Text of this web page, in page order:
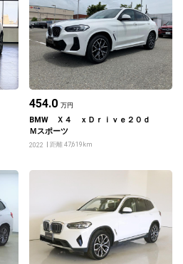
454.0 万円
BMW Ｘ４ ｘＤｒｉｖｅ２０ｄ
Ｍスポーツ
2022 距離 47,619km